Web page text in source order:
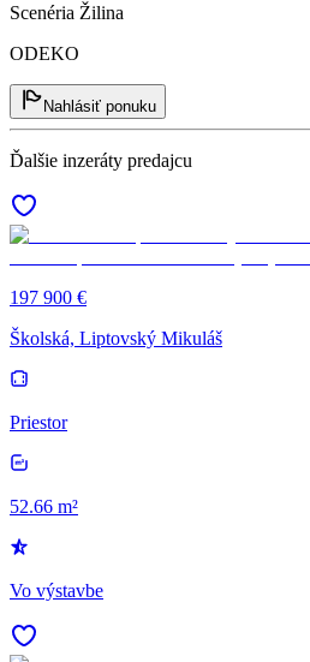
Scenéria Žilina
ODEKO
Nahlásiť ponuku
Ďalšie inzeráty predajcu
197 900 €
Školská, Liptovský Mikuláš
Priestor
52.66 m²
Vo výstavbe